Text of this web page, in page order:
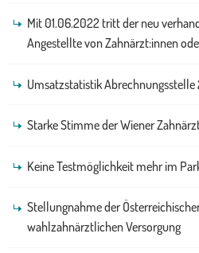
Mit 01.06.2022 tritt der neu
Angestellte von Zahnärzt:innen
Umsatzstatistik Abrechnungsstelle
Starke Stimme der Wiener
Keine Testmöglichkeit mehr im
Stellungnahme der
wahlzahnärztlichen Versorgung